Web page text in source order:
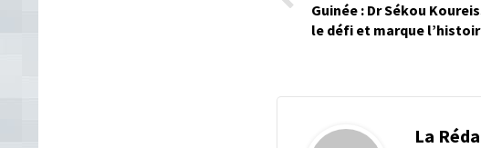
Guinée : Dr Sékou
le défi et marque
La